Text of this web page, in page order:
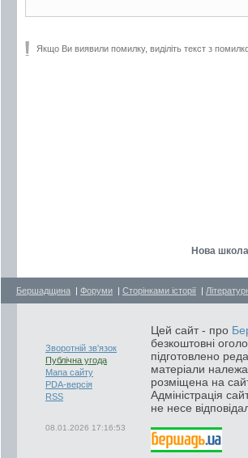
Якщо Ви виявили помилку, виділіть текст з
Нова
Бершадщина | Форуми | Сторінками історії |
Зворотній зв'язок
Публічна угода
Мапа сайту
PDA-версія
RSS
08.01.2026 17:16:53
Цей сайт - про
безкоштовні
підготовлено
матеріали
розміщена на
Адміністрація
не несе